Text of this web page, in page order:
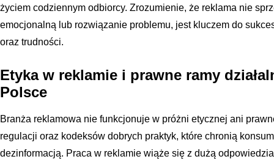
życiem codziennym odbiorcy. Zrozumienie, że reklama nie
emocjonalną lub rozwiązanie problemu, jest kluczem do
oraz trudności.
Etyka w reklamie i prawne ramy
Polsce
Branża reklamowa nie funkcjonuje w próżni etycznej ani
regulacji oraz kodeksów dobrych praktyk, które chronią
dezinformacją. Praca w reklamie wiąże się z dużą